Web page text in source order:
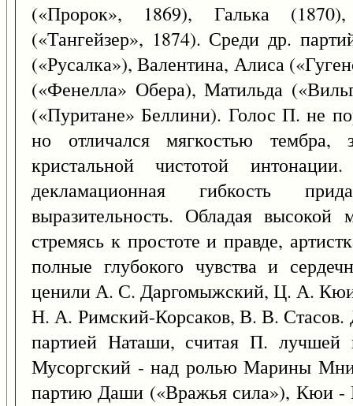
(«Пророк», 1869), Галька
(«Тангейзер», 1874). Среди др.
(«Русалка»), Валентина, Алиса
(«Фенелла» Обера), Матильда
(«Пуритане» Беллини). Голос П. не
но отличался мягкостью тембра,
кристальной чистотой
декламационная гибкость
выразительность. Обладая высокой
стремясь к простоте и правде,
полные глубокого чувства и
ценили А. С. Даргомыжский, Ц. А.
Н. А. Римский-Корсаков, В. В. Стасов.
партией Наташи, считая П. лучшей
Мусоргский - над ролью Марины
партию Даши («Вражья сила»), Кюи -